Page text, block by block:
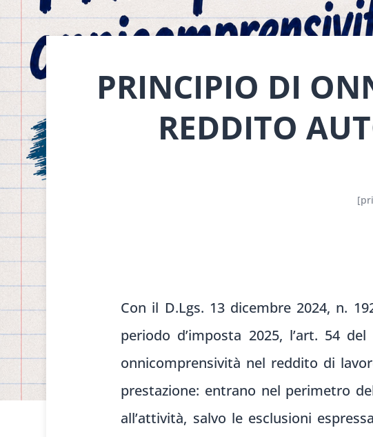
PRINCIPIO DI
REDDITO
Con il D.Lgs. 13 dicembre 2024, n.
periodo d’imposta 2025, l’art. 54
onnicomprensività nel reddito di
prestazione: entrano nel perimetro
all’attività, salvo le esclusioni